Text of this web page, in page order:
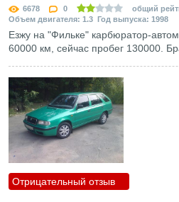
6678 0
общий
Объем двигателя: 1.3 Год выпуска: 1998
Езжу на "Фильке" карбюратор-
60000 км, сейчас пробег 130000.
Отрицательный отзыв